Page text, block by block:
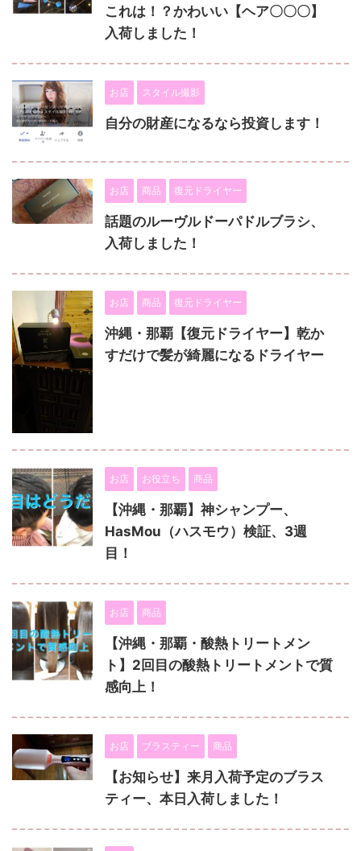
これは！？かわいい【ヘア〇〇〇】
入荷しました！
お店 スタイル撮影
自分の財産になるなら投資します！
お店 商品 復元ドライヤー
話題のルーヴルドーパドルブラシ、
入荷しました！
お店 商品 復元ドライヤー
沖縄・那覇【復元ドライヤー】乾か
すだけで髪が綺麗になるドライヤー
お店 お役立ち 商品
【沖縄・那覇】神シャンプー、
HasMou（ハスモウ）検証、3週
目！
お店 商品
【沖縄・那覇・酸熱トリートメン
ト】2回目の酸熱トリートメントで質
感向上！
お店 ブラスティー 商品
【お知らせ】来月入荷予定のブラス
ティー、本日入荷しました！